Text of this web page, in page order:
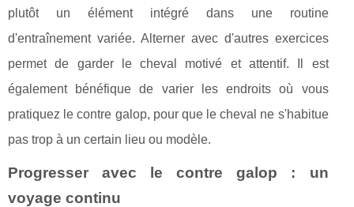
plutôt un élément intégré dans une routine
d'entraînement variée. Alterner avec d'autres exercices
permet de garder le cheval motivé et attentif. Il est
également bénéfique de varier les endroits où vous
pratiquez le contre galop, pour que le cheval ne s'habitue
pas trop à un certain lieu ou modèle.
Progresser avec le contre galop : un
voyage continu